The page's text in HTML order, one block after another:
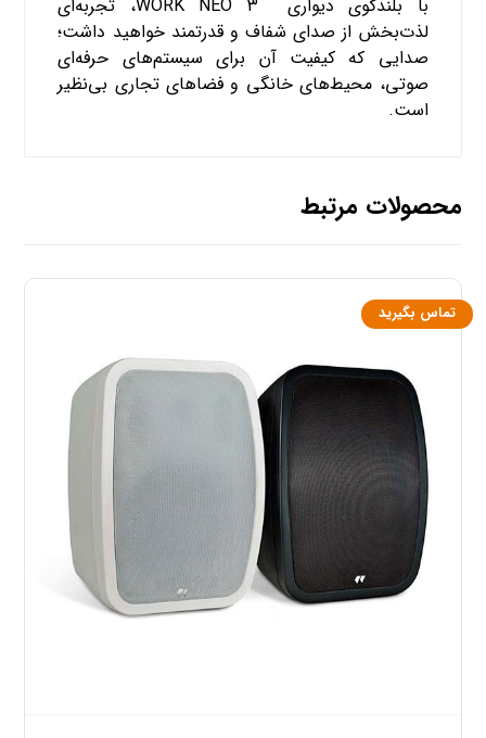
با بلندگوی دیواری WORK NEO ۳، تجربه‌ای
لذت‌بخش از صدای شفاف و قدرتمند خواهید داشت؛
صدایی که کیفیت آن برای سیستم‌های حرفه‌ای
صوتی، محیط‌های خانگی و فضاهای تجاری بی‌نظیر
است.
محصولات مرتبط
تماس بگیرید